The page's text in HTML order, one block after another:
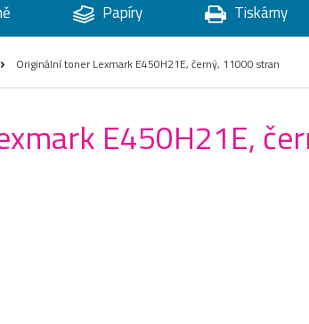
Papíry Tiskárny
Originální toner Lexmark E450H21E, černý, 11000 stran
E450H21E,